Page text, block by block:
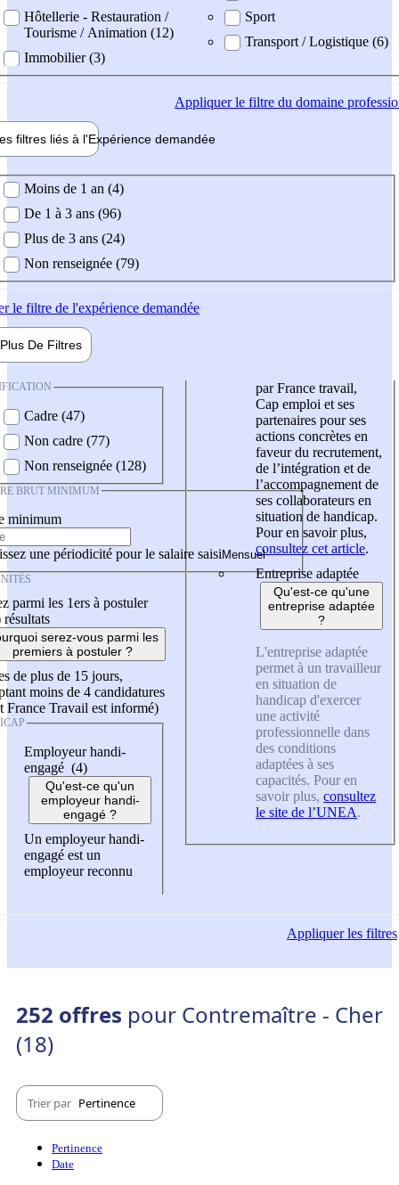
Hôtellerie - Restauration /
Tourisme / Animation (12)
Immobilier (3)
Sport
Transport / Logistique (6)
Appliquerle filtre du domaine
filtres liés à l'Expérience demandée
demandée
Moins de 1 an (4)
De 1 à 3 ans (96)
Plus de 3 ans (24)
Non renseignée (79)
le filtre de l'expérience demandée
Plus De Filtres
Cadre (47)
Non cadre (77)
Non renseignée (128)
BRUT MINIMUM
minimum
une périodicité pour le salaire saisi
parmi les 1ers à postuler
résultats
serez-vous parmi les
premiers à postuler ?
de plus de 15 jours,
moins de 4 candidatures
France Travail est informé)
Employeur handi-
engagé (4)
Qu'est-ce qu'un
employeur handi-
engagé ?
Un employeur handi-
engagé est un
employeur reconnu
par France travail,
Cap emploi et ses
partenaires pour ses
actions concrètes en
faveur du recrutement,
de l’intégration et de
l’accompagnement de
ses collaborateurs en
situation de handicap.
Pour en savoir plus,
consultez cet article.
Entreprise adaptée
Qu'est-ce qu'une
entreprise adaptée
?
L'entreprise adaptée
permet à un travailleur
en situation de
handicap d'exercer
une activité
professionnelle dans
des conditions
adaptées à ses
capacités. Pour en
savoir plus, consultez
le site de l’UNEA.
Appliquerles filtres
252 offres pour Contremaître - Cher
(18)
Trier par Pertinence
Pertinence
Date